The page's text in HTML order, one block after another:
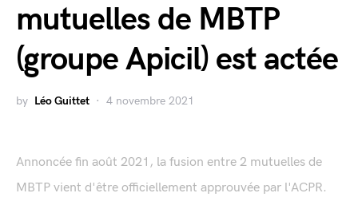
mutuelles de MBTP
(groupe Apicil) est actée
by Léo Guittet 4 novembre 2021
Annoncée fin août 2021, la fusion entre 2 mutuelles de
MBTP vient d'être officiellement approuvée par l'ACPR.